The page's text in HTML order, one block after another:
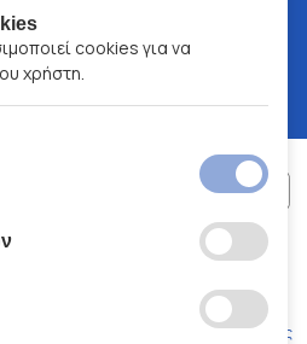
Α.Ε.
Κώδικας Δεοντολογίας
cookies για να
χρήστη.